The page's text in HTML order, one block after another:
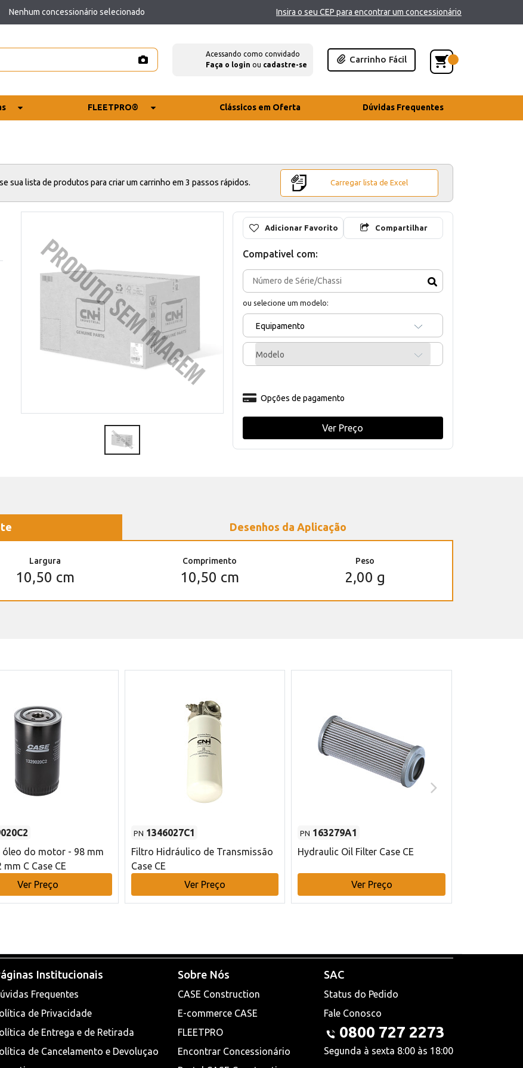
Nenhum concessionário selecionado Insira o seu CEP para encontrar um concessionário
Acessando como convidado
Faça o login ou cadastre-se
Carrinho Fácil
FLEETPRO® Clássicos em Oferta Dúvidas Frequentes
sua lista de produtos para criar um carrinho em 3 passos rápidos. Carregar lista de Excel
Adicionar Favorito Compartilhar
Compativel com:
ou selecione um modelo:
Equipamento
Modelo
Opções de pagamento
Ver Preço
Desenhos da Aplicação
Largura
10,50 cm
Comprimento
10,50 cm
Peso
2,00 g
óleo do motor - 98 mm
mm C Case CE
Ver Preço
PN 1346027C1
Filtro Hidráulico de Transmissão
Case CE
Ver Preço
PN 163279A1
Hydraulic Oil Filter Case CE
Ver Preço
Institucionais
Frequentes
de Privacidade
de Entrega e de Retirada
de Cancelamento e Devoluçao
Sobre Nós
CASE Construction
E-commerce CASE
FLEETPRO
Encontrar Concessionário
SAC
Status do Pedido
Fale Conosco
0800 727 2273
Segunda à sexta 8:00 às 18:00